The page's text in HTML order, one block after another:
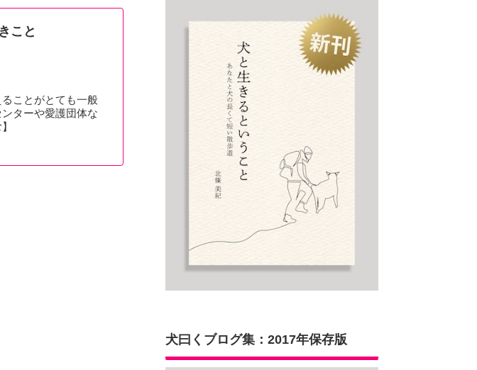
こと
ことがとても一般
ターや愛護団体な
犬曰くブログ集：2017年保存版